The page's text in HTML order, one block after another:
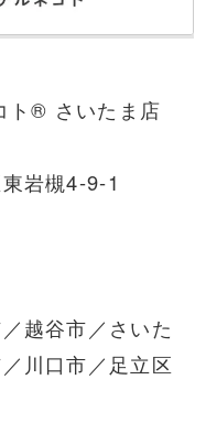
ト® さいたま店
岩槻4-9-1
越谷市／さいた
川口市／足立区